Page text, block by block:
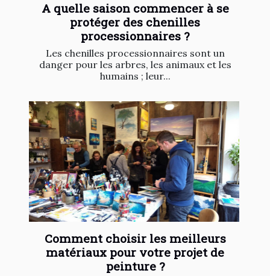
A quelle saison commencer à se
protéger des chenilles
processionnaires ?
Les chenilles processionnaires sont un
danger pour les arbres, les animaux et les
humains ; leur...
Comment choisir les meilleurs
matériaux pour votre projet de
peinture ?